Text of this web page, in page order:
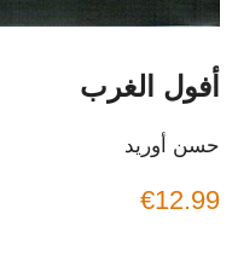
أفول الغرب
حسن أوريد
€12.99